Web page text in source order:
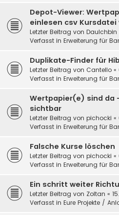
Depot-Viewer:
einlesen csv
Letzter Beitrag von DauIchbin
Verfasst in Erweiterung für
Duplikate-Finder für
Letzter Beitrag von Cantello «
Verfasst in Erweiterung für
Wertpapier(e) sind da
sichtbar
Letzter Beitrag von pichocki «
Verfasst in Erweiterung für
Falsche Kurse löschen
Letzter Beitrag von pichocki «
Verfasst in Erweiterung für
Ein schritt weiter
Letzter Beitrag von Zoltan «
Verfasst in Eure Projekte /